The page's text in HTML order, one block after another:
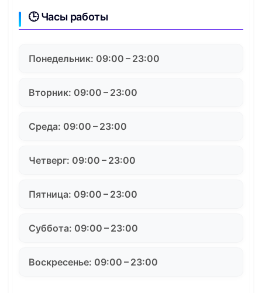
🕒 Часы работы
Понедельник: 09:00 – 23:00
Вторник: 09:00 – 23:00
Среда: 09:00 – 23:00
Четверг: 09:00 – 23:00
Пятница: 09:00 – 23:00
Суббота: 09:00 – 23:00
Воскресенье: 09:00 – 23:00